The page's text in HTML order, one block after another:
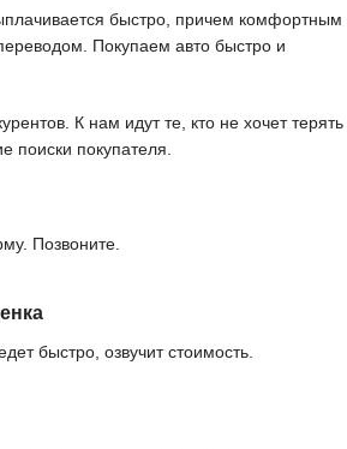
быстро, причем комфортным
Покупаем авто быстро и
К нам идут те, кто не хочет терять
поиски покупателя.
Позвоните.
быстро, озвучит стоимость.